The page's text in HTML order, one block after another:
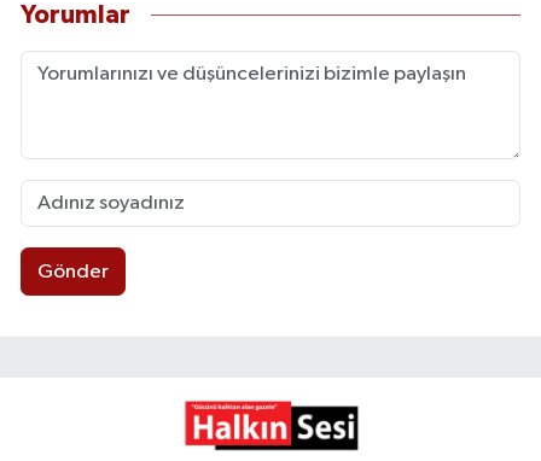
Yorumlar
Gönder